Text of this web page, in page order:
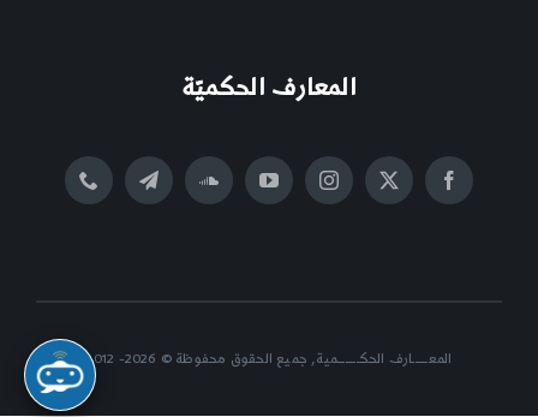
المعارف الحكميّة
المعــــــارف الحكــــــــمية, جميع الحقوق محفوظة © 2026- 2012